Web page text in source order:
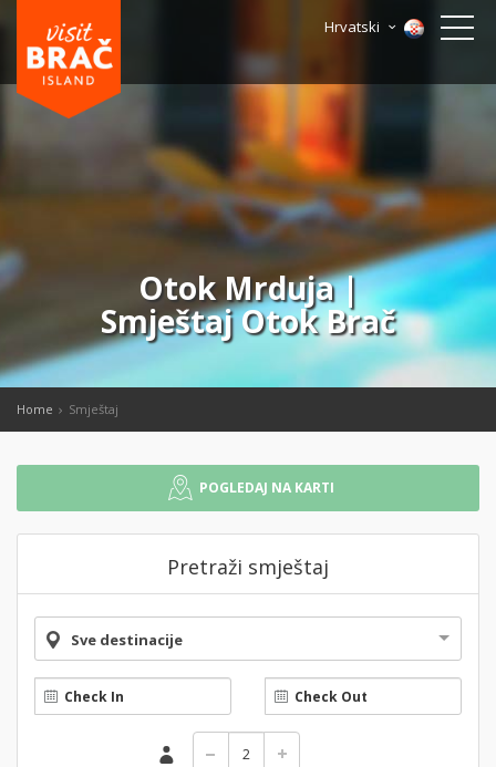
Hrvatski
Otok Mrduja |
Smještaj Otok Brač
Home Smještaj
POGLEDAJ NA KARTI
Pretraži smještaj
Sve destinacije